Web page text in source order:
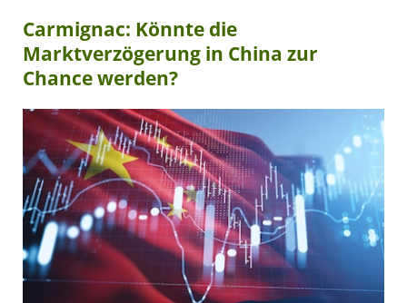
Carmignac: Könnte die
Marktverzögerung in China zur
Chance werden?